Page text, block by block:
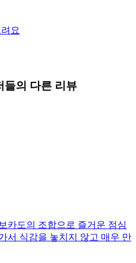
요
들의 다른 리뷰
카도의 조합으로 즐거운 점심
서 식감을 놓치지 않고 매우 만